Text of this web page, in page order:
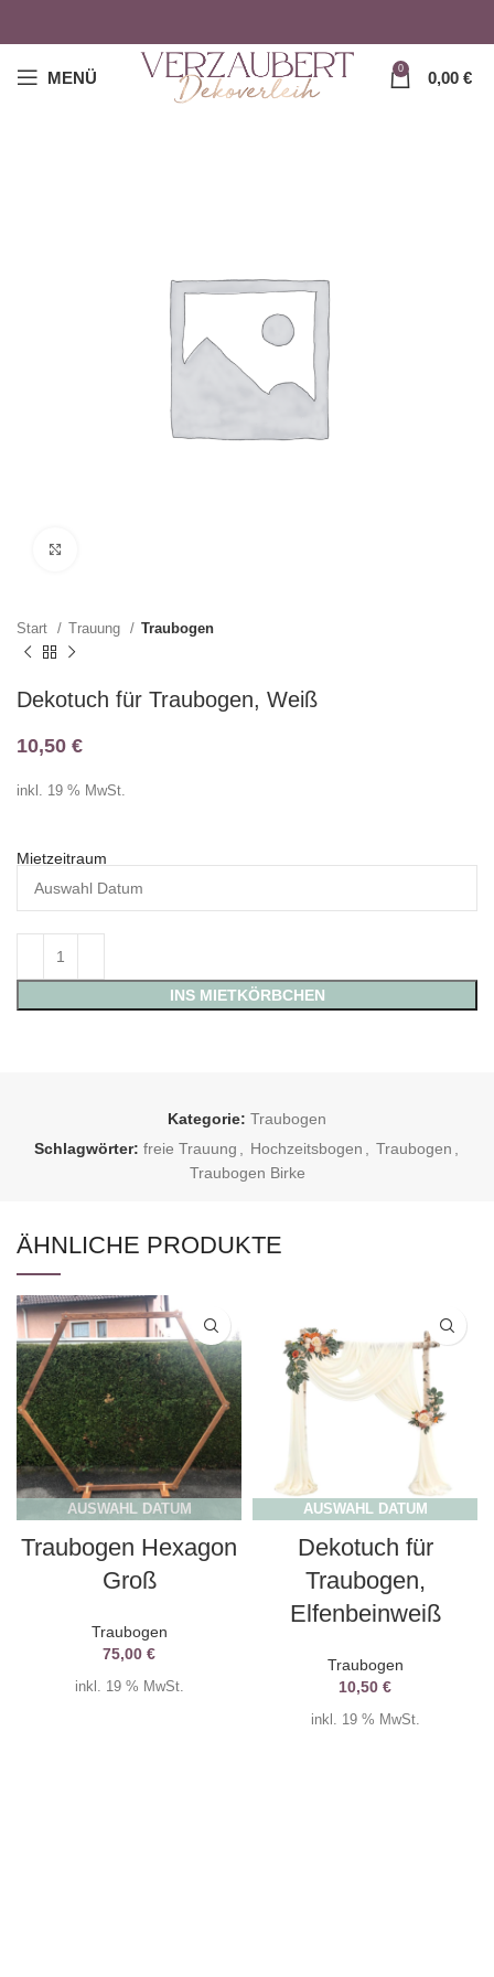
MENÜ 0 0,00 €
Start Trauung Traubogen
Dekotuch für Traubogen, Weiß
10,50 €
inkl. 19 % MwSt.
Mietzeitraum
INS MIETKÖRBCHEN
Kategorie: Traubogen
Schlagwörter: freie Trauung Hochzeitsbogen Traubogen
Traubogen Birke
ÄHNLICHE PRODUKTE
AUSWAHL DATUM
Traubogen Hexagon
Groß
Traubogen
75,00 €
inkl. 19 % MwSt.
AUSWAHL DATUM
Dekotuch für
Traubogen,
Elfenbeinweiß
Traubogen
10,50 €
inkl. 19 % MwSt.